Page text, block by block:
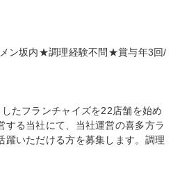
メン坂内★調理経験不問★賞与年3回/
たフランチャイズを22店舗を始め
する当社にて、当社運営の喜多方ラ
躍いただける方を募集します。調理